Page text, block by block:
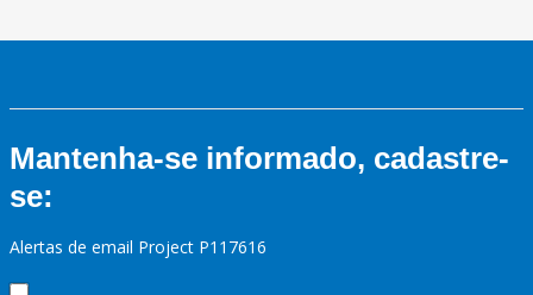
Mantenha-se informado, cadastre-
se:
Alertas de email Project P117616